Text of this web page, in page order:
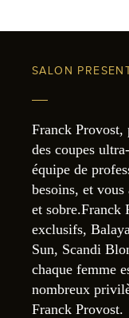
SALON
Franck Provost,
des coupes
équipe de
besoins, et
et sobre.Franck
exclusifs,
Sun, Scandi
chaque femme
nombreux
Franck Provost.